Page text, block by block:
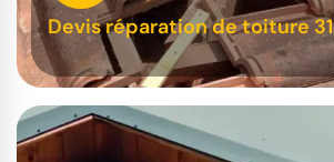
Devis réparation de toiture 31